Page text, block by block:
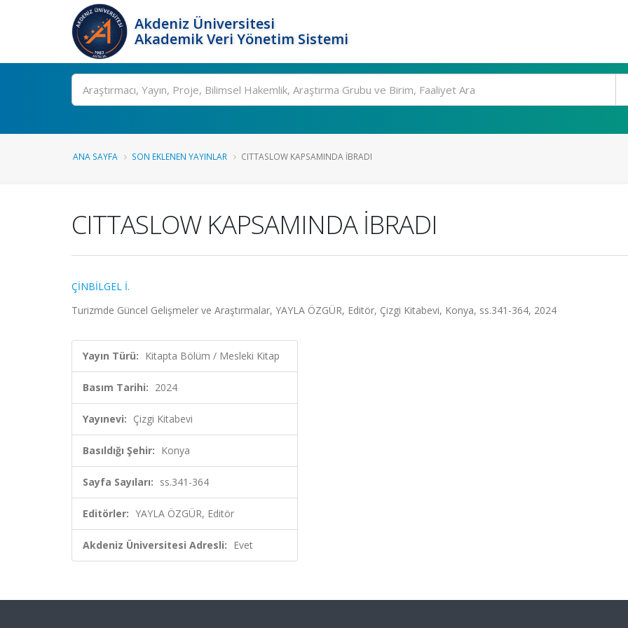
Akdeniz Üniversitesi
Akademik Veri Yönetim Sistemi
Ara
ANA SAYFA SON EKLENEN YAYINLAR CITTASLOW KAPSAMINDA İBRADI
CITTASLOW KAPSAMINDA İBRADI
ÇİNBİLGEL İ.
Turizmde Güncel Gelişmeler ve Araştırmalar, YAYLA ÖZGÜR, Editör, Çizgi Kitabevi, Konya, ss.341-364, 2024
Yayın Türü: Kitapta Bölüm / Mesleki Kitap
Basım Tarihi: 2024
Yayınevi: Çizgi Kitabevi
Basıldığı Şehir: Konya
Sayfa Sayıları: ss.341-364
Editörler: YAYLA ÖZGÜR, Editör
Akdeniz Üniversitesi Adresli: Evet